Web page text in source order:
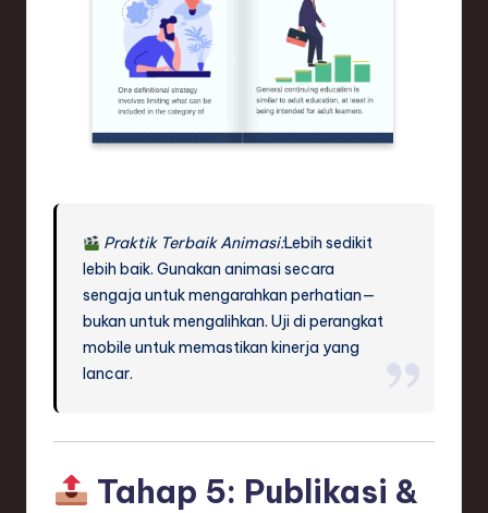
Praktik Terbaik Animasi:Lebih sedikit
lebih baik. Gunakan animasi secara
sengaja untuk mengarahkan perhatian—
bukan untuk mengalihkan. Uji di perangkat
mobile untuk memastikan kinerja yang
lancar.
Tahap 5: Publikasi &